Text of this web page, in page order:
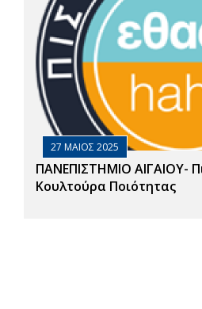
27 ΜΑΙΟΣ 2025
ΠΑΝΕΠΙΣΤΗΜΙΟ ΑΙΓΑΙΟΥ-
Κουλτούρα Ποιότητας